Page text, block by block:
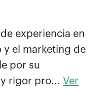
experiencia en
y el marketing de
por su
rigor pro... Ver